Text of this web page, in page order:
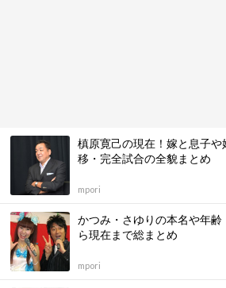
槙原寛己の現在！嫁と息子
移・完全試合の全貌まとめ
mpori
かつみ・さゆりの本名や年
ら現在まで総まとめ
mpori